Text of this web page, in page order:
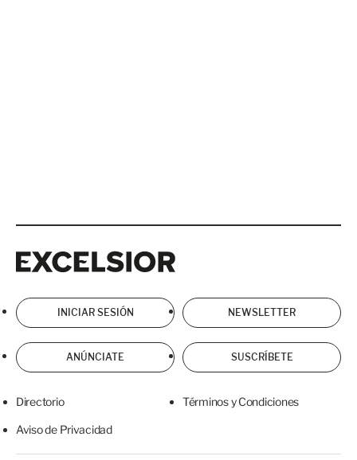
INICIAR SESIÓN NEWSLETTER
ANÚNCIATE SUSCRÍBETE
Directorio Términos y Condiciones
Aviso de Privacidad